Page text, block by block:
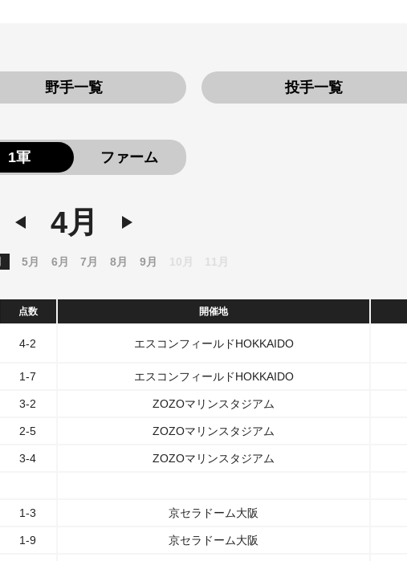
野手一覧 投手一覧
1軍 ファーム
4月
5月 6月 7月 8月 9月 10月 11月
点数 開催地
4-2 エスコンフィールドHOKKAIDO
1-7 エスコンフィールドHOKKAIDO
3-2 ZOZOマリンスタジアム
2-5 ZOZOマリンスタジアム
3-4 ZOZOマリンスタジアム
1-3 京セラドーム大阪
1-9 京セラドーム大阪